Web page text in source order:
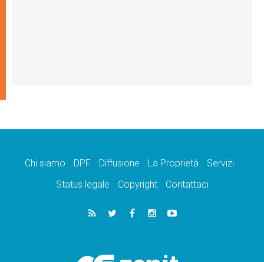
Chi siamo DPF Diffusione La Proprietà
Servizi
Status legale
Copyright Contattaci